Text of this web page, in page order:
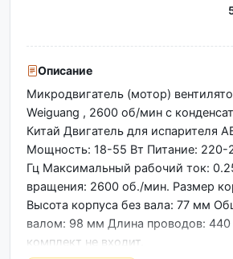
Описание
Микродвигатель (мотор)
Weiguang , 2600 об/мин с
Китай Двигатель для испарителя
Мощность: 18-55 Вт Питание: 220-
Гц Максимальный рабочий ток:
вращения: 2600 об./мин. Размер
Высота корпуса без вала: 77 мм
валом: 98 мм Длина проводов:
комплект не входит.